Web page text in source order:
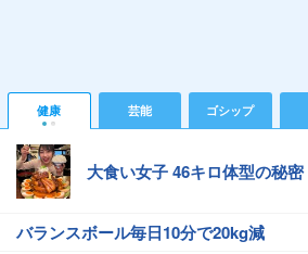
健康 芸能 ゴシップ
大食い女子 46キロ体型の秘密
バランスボール毎日10分で20kg減